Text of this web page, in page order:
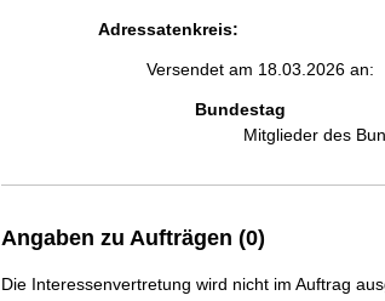
Adressatenkreis:
Versendet am 18.03.2026 an:
Bundestag
Mitglieder des
Angaben zu Aufträgen (0)
Die Interessenvertretung wird nicht im Auftrag